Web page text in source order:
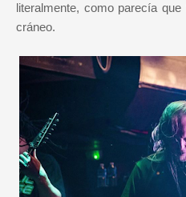
literalmente, como parecía
cráneo.